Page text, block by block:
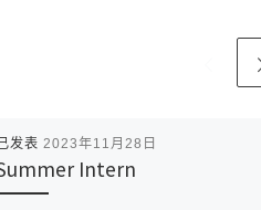
发表 2023年11月28日
Intern